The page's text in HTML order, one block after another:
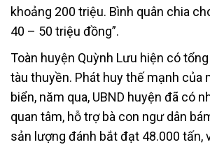
khoảng 200 triệu. Bình quân chia
40 – 50 triệu đồng”.
Toàn huyện Quỳnh Lưu hiện có
tàu thuyền. Phát huy thế mạnh của
biển, năm qua, UBND huyện đã có
quan tâm, hỗ trợ bà con ngư dân
sản lượng đánh bắt đạt 48.000 tấn,